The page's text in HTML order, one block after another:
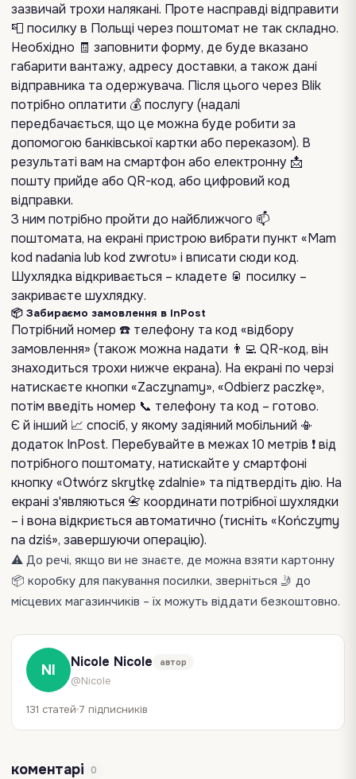
зазвичай трохи налякані. Проте насправді відправити
📮 посилку в Польщі через поштомат не так складно.
Необхідно 🧾 заповнити форму, де буде вказано
габарити вантажу, адресу доставки, а також дані
відправника та одержувача. Після цього через Blik
потрібно оплатити 💰 послугу (надалі
передбачається, що це можна буде робити за
допомогою банківської картки або переказом). В
результаті вам на смартфон або електронну 📩
пошту прийде або QR-код, або цифровий код
відправки.
З ним потрібно пройти до найближчого 📫
поштомата, на екрані пристрою вибрати пункт «Mam
kod nadania lub kod zwrotu» і вписати сюди код.
Шухлядка відкривається – кладете 🥫 посилку –
закриваєте шухлядку.
📦 Забираємо замовлення в InPost
Потрібний номер ☎️ телефону та код «відбору
замовлення» (також можна надати 👨‍💻️ QR-код, він
знаходиться трохи нижче екрана). На екрані по черзі
натискаєте кнопки «Zaczynamy», «Odbierz paczkę»,
потім введіть номер 📞 телефону та код – готово.
Є й інший 📈 спосіб, у якому задіяний мобільний 📳
додаток InPost. Перебувайте в межах 10 метрів ❗ від
потрібного поштомату, натискайте у смартфоні
кнопку «Otwórz skrytkę zdalnie» та підтвердіть дію. На
екрані з'являються 📇 координати потрібної шухлядки
– і вона відкриється автоматично (тисніть «Kończymy
na dziś», завершуючи операцію).
⚠️ До речі, якщо ви не знаєте, де можна взяти картонну
📦 коробку для пакування посилки, зверніться 🤳 до
місцевих магазинчиків – їх можуть віддати безкоштовно.
NI Nicole Nicole автор
@Nicole
131 статей 7 підписників
коментарі 0